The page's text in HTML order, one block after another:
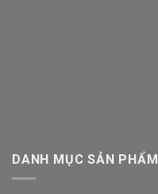
DANH MỤC SẢN PHẨM